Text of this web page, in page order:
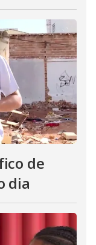
de
dia